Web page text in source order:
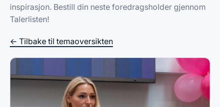
inspirasjon. Bestill din neste foredragsholder gjennom
Talerlisten!
← Tilbake til temaoversikten